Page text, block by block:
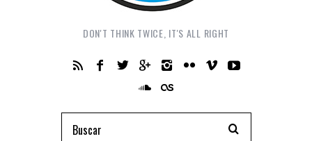
DON'T THINK TWICE, IT'S ALL RIGHT